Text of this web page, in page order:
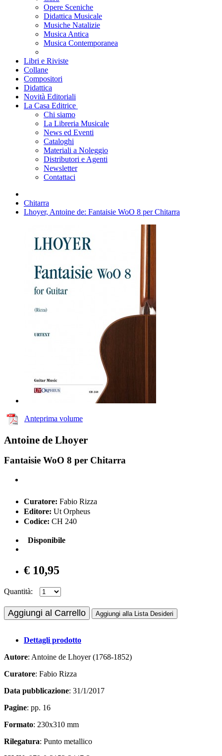
Opere Sceniche
Didattica Musicale
Musiche Natalizie
Musica Antica
Musica Contemporanea
Libri e Riviste
Collane
Compositori
Didattica
Novità Editoriali
La Casa Editrice
Chi siamo
La Libreria Musicale
News ed Eventi
Cataloghi
Materiali a Noleggio
Distributori e Agenti
Newsletter
Contattaci
Chitarra
Lhoyer, Antoine de: Fantaisie WoO 8 per Chitarra
Anteprima volume
Antoine de Lhoyer
Fantaisie WoO 8 per Chitarra
Curatore: Fabio Rizza
Editore: Ut Orpheus
Codice: CH 240
Disponibile
€ 10,95
Quantità:
Aggiungi al Carrello Aggiungi alla Lista Desideri
Dettagli prodotto
Autore: Antoine de Lhoyer (1768-1852)
Curatore: Fabio Rizza
Data pubblicazione: 31/1/2017
Pagine: pp. 16
Formato: 230x310 mm
Rilegatura: Punto metallico